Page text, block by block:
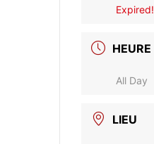
Expired!
HEURE
All Day
LIEU